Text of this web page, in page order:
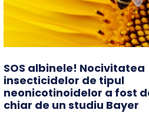
SOS albinele! Nocivitatea
insecticidelor de tipul
neonicotinoidelor a fost
chiar de un studiu Bayer